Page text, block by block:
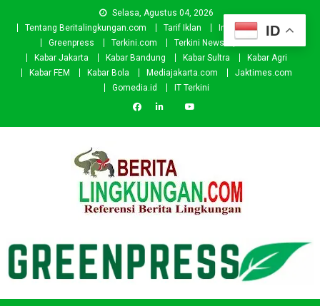
Selasa, Agustus 04, 2026
Tentang Beritalingkungan.com
Tarif Iklan Investor
Donasi
Greenpress
Terkini.com Terkini News
Kabar.id
Kabar Jakarta
Kabar Bandung Kabar Sultra
Kabar Agri
Kabar FEM
Kabar Bola Mediajakarta.com
Jaktimes.com
Gomedia.id
IT Terkini
ID